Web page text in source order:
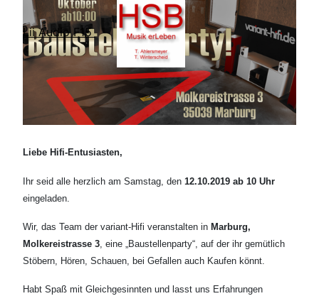
Lii Audio F15
Liebe Hifi-Entusiasten,
Ihr seid alle herzlich am Samstag, den 12.10.2019 ab 10 Uhr
eingeladen.
Wir, das Team der variant-Hifi veranstalten in Marburg,
Molkereistrasse 3, eine „Baustellenparty“, auf der ihr gemütlich
Stöbern, Hören, Schauen, bei Gefallen auch Kaufen könnt.
Habt Spaß mit Gleichgesinnten und lasst uns Erfahrungen